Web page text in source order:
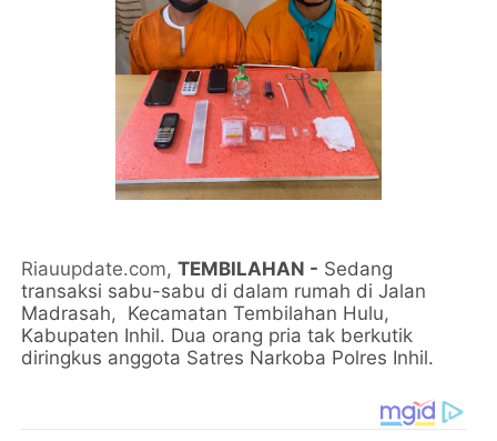
Riauupdate.com,TEMBILAHAN - Sedang
transaksi sabu-sabu di dalam rumah di Jalan
Madrasah, Kecamatan Tembilahan Hulu,
Kabupaten Inhil. Dua orang pria tak berkutik
diringkus anggota Satres Narkoba Polres Inhil.